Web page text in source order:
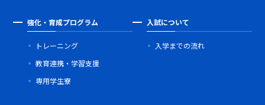
強化・育成プログラム
トレーニング
教育連携・学習支援
専用学生寮
入試について
入学までの流れ